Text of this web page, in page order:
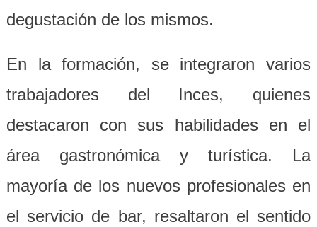
degustación de los mismos.
En la formación, se integraron varios
trabajadores del Inces, quienes
destacaron con sus habilidades en el
área gastronómica y turística. La
mayoría de los nuevos profesionales en
el servicio de bar, resaltaron el sentido